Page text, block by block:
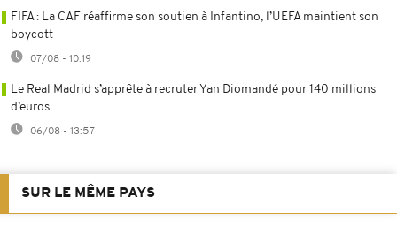
FIFA : La CAF réaffirme son soutien à Infantino, l’UEFA maintient son
boycott
07/08 - 10:19
Le Real Madrid s’apprête à recruter Yan Diomandé pour 140 millions
d’euros
06/08 - 13:57
SUR LE MÊME PAYS